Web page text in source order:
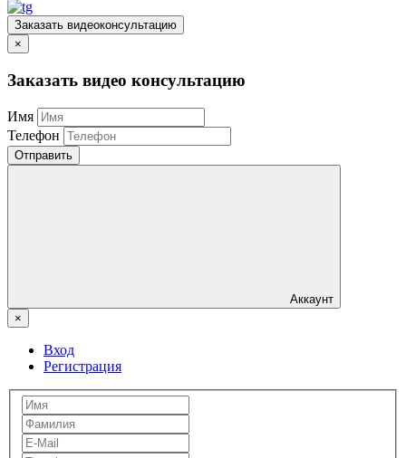
Заказать видеоконсультацию
×
Заказать видео консультацию
Имя
Телефон
Отправить
Аккаунт
×
Вход
Регистрация